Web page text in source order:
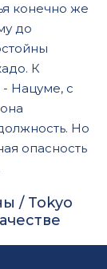
конечно же
до
К
Нацуме, с
Но
опасность
/ Tokyo